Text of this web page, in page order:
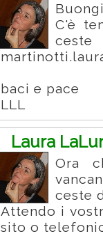
C'è
baci e pace
LLL
Laura
Ora
ceste
Attendo i
sito o